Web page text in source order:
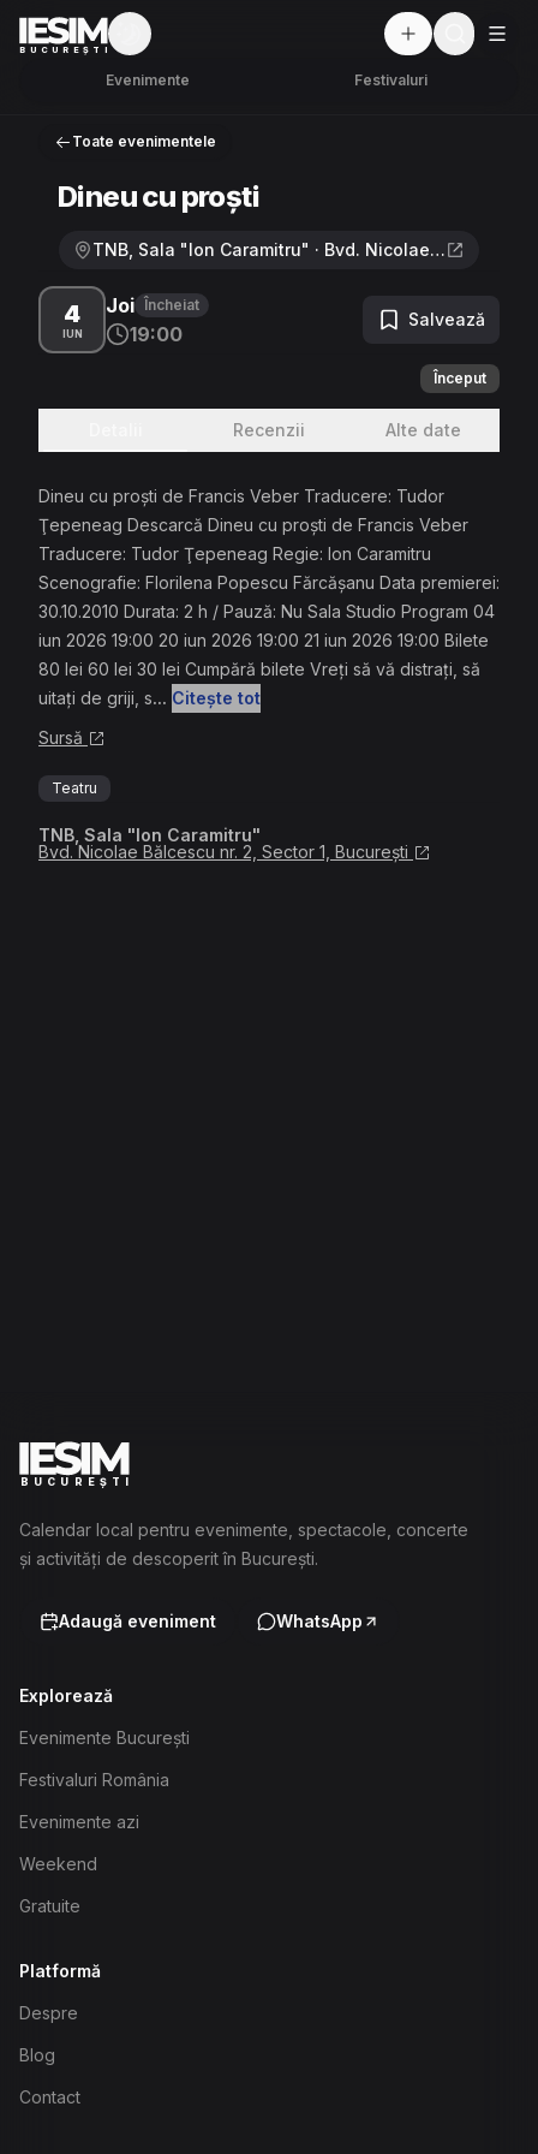
BUCUREȘTI Mod întunecat
Evenimente Festivaluri
Toate evenimentele
Dineu cu proşti
TNB, Sala "Ion Caramitru" · Bvd. Nicolae Bălcescu nr. 2, Sector 1, București
4
IUN
Joi Încheiat
19:00
Salvează
Început
Recenzii Alte date
Dineu cu proşti de Francis Veber Traducere: Tudor
Ţepeneag Descarcă Dineu cu proşti de Francis Veber
Traducere: Tudor Ţepeneag Regie: Ion Caramitru
Scenografie: Florilena Popescu Fărcăşanu Data premierei:
30.10.2010 Durata: 2 h / Pauză: Nu Sala Studio Program 04
iun 2026 19:00 20 iun 2026 19:00 21 iun 2026 19:00 Bilete
80 lei 60 lei 30 lei Cumpără bilete Vreţi să vă distraţi, să
uitaţi de griji, s... Citește tot
Sursă
Teatru
TNB, Sala "Ion Caramitru"
Bvd. Nicolae Bălcescu nr. 2, Sector 1, București
BUCUREȘTI
Calendar local pentru evenimente, spectacole, concerte
și activități de descoperit în București.
Adaugă eveniment WhatsApp
Explorează
Evenimente București
Festivaluri România
Evenimente azi
Weekend
Gratuite
Platformă
Despre
Blog
Contact